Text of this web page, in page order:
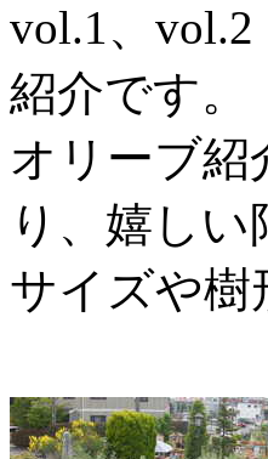
vol.1、
紹介です。
オリーブ紹
り、嬉しい
サイズや